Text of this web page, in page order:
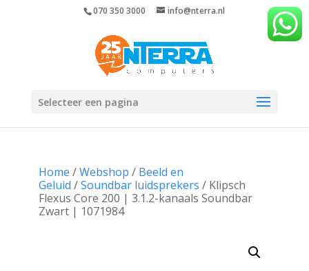
070 350 3000 info@nterra.nl
Selecteer een pagina
Home /Webshop / Beeld en
Geluid /Soundbar luidsprekers / Klipsch
Flexus Core 200 | 3.1.2-kanaals Soundbar
Zwart | 1071984